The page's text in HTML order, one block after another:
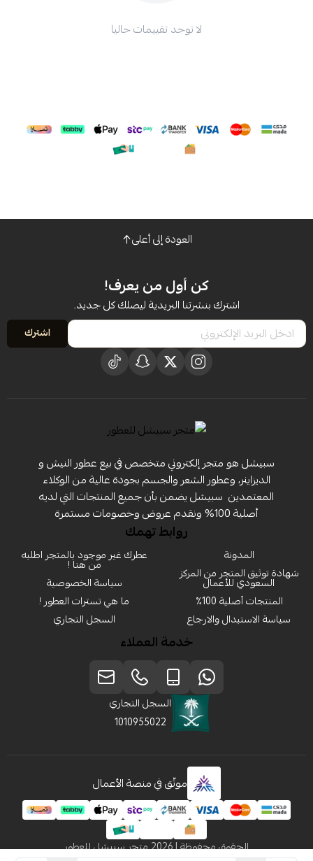
لا توجد تقييمات حاليا
العودة إلى أعلى
كن أول من يعرف!
اشترك بنشرتنا البريدية ليصلك كل جديد.
اشترك
سبيشل هو متجر إلكتروني متخصص في بيع عطور النيش و
الديزاينر، وعطور الشعر والجسم بجودة عالية من الوكلاء
المعتمدين ‏ سبيشل يضمن بأن جميع المنتجات التي لديه
أصلية 100% ونقدم عروض وخصومات مستمرة
روابط تهمك
المدونة
شهادة توثيق المتجر من المركز
السعودي للأعمال
المنتجات أصلية 100٪
سياسة الاستبدال والارجاع
عطرك غير موجود بالمتجر اطلبه
من هنا !
سياسة الخصوصية
ما هي تسترات العطور !
السجل التجاري
خدمة العملاء
السجل التجاري
1010955022
موثّق في منصة الأعمال
الحقوق محفوظة | 2026 متجر سبيشل للعطور